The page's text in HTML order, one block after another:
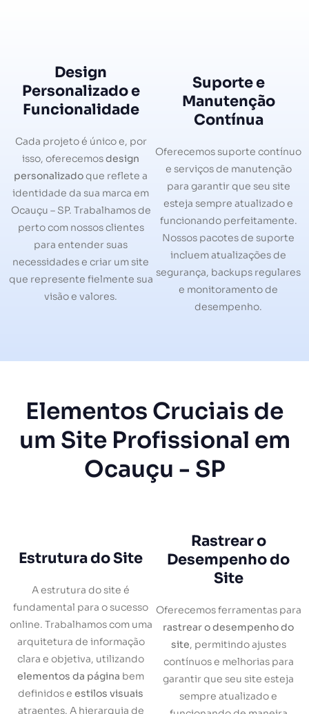
Design
Personalizado e
Funcionalidade
Cada projeto é único e, por
isso, oferecemosdesign
personalizadoque reflete a
identidade da sua marca em
Ocauçu – SP. Trabalhamos de
perto com nossos clientes
para entender suas
necessidades e criar um site
que represente fielmente sua
visão e valores.
Suporte e
Manutenção
Contínua
Oferecemos suporte contínuo
e serviços de manutenção
para garantir que seu site
esteja sempre atualizado e
funcionando perfeitamente.
Nossos pacotes de suporte
incluem atualizações de
segurança, backups regulares
e monitoramento de
desempenho.
Elementos Cruciais de
um Site Profissional em
Ocauçu - SP
Estrutura do Site
A estrutura do site é
fundamental para o sucesso
online. Trabalhamos com uma
arquitetura de informação
clara e objetiva, utilizando
elementos da página bem
definidos e estilos visuais
atraentes. A hierarquia de
Rastrear o
Desempenho do
Site
Oferecemos ferramentas para
rastrear o desempenho do
site, permitindo ajustes
contínuos e melhorias para
garantir que seu site esteja
sempre atualizado e